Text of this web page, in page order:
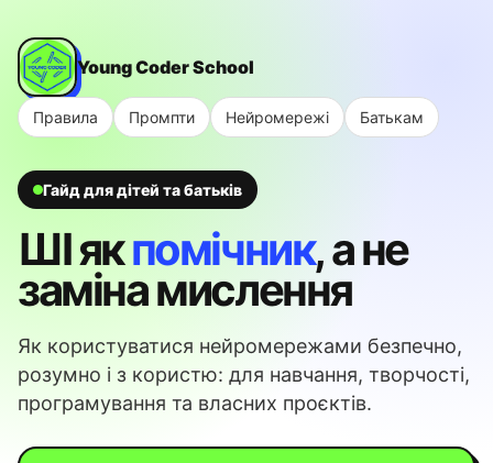
Young Coder School
Правила Промпти Нейромережі Батькам
Гайд для дітей та батьків
ШІ якпомічник, а не
заміна мислення
Як користуватися нейромережами безпечно,
розумно і з користю: для навчання, творчості,
програмування та власних проєктів.